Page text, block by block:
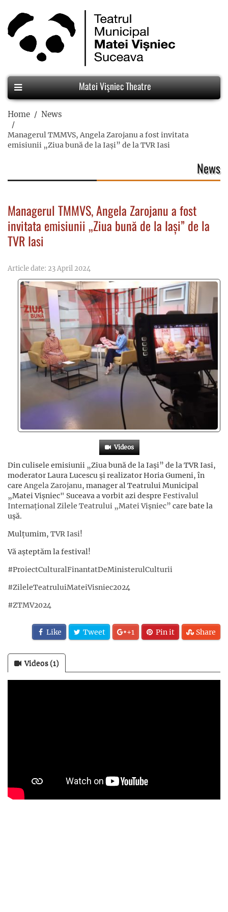
Matei Vişniec Theatre
Home News
Managerul TMMVS, Angela Zarojanu a fost invitata
emisiunii „Ziua bună de la Iași” de la TVR Iasi
News
Managerul TMMVS, Angela Zarojanu a fost
invitata emisiunii „Ziua bună de la Iași” de la
TVR Iasi
Article date: 23 April 2024
Videos
Din culisele emisiunii „Ziua bună de la Iași” de la TVR Iasi,
moderator Laura Lucescu și realizator Horia Gumeni, în
careAngela Zarojanu, manager al Teatrului Municipal
„Matei Vișniec" Suceava a vorbit azi despre Festivalul
Internațional Zilele Teatrului „Matei Vișniec” care bate la
ușă.
Mulțumim, TVR Iasi!
Vă așteptăm la festival!
#ProiectCulturalFinantatDeMinisterulCulturii
#ZileleTeatruluiMateiVisniec2024
#ZTMV2024
Like Tweet +1 Pin it Share
Videos (1)